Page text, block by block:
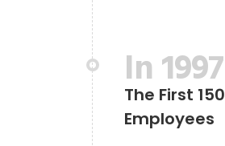
In 1997
The First 150
Employees